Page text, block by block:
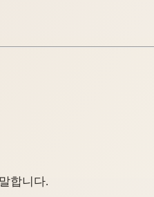
합니다.